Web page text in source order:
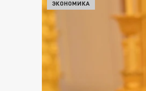
ЭКОНОМИКА